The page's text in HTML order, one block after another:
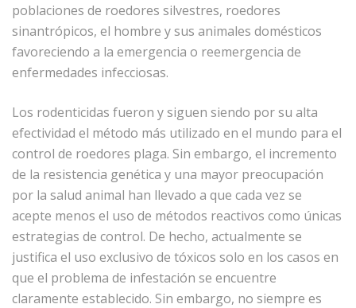
poblaciones de roedores silvestres, roedores
sinantrópicos, el hombre y sus animales domésticos
favoreciendo a la emergencia o reemergencia de
enfermedades infecciosas.
Los rodenticidas fueron y siguen siendo por su alta
efectividad el método más utilizado en el mundo para el
control de roedores plaga. Sin embargo, el incremento
de la resistencia genética y una mayor preocupación
por la salud animal han llevado a que cada vez se
acepte menos el uso de métodos reactivos como únicas
estrategias de control. De hecho, actualmente se
justifica el uso exclusivo de tóxicos solo en los casos en
que el problema de infestación se encuentre
claramente establecido. Sin embargo, no siempre es